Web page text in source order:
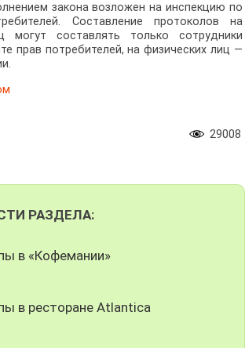
закона возложен на инспекцию по
Составление протоколов на
могут составлять только сотрудники
прав потребителей, на физических лиц —
29008
РАЗДЕЛА:
в «Кофемании»
в ресторане Atlantica